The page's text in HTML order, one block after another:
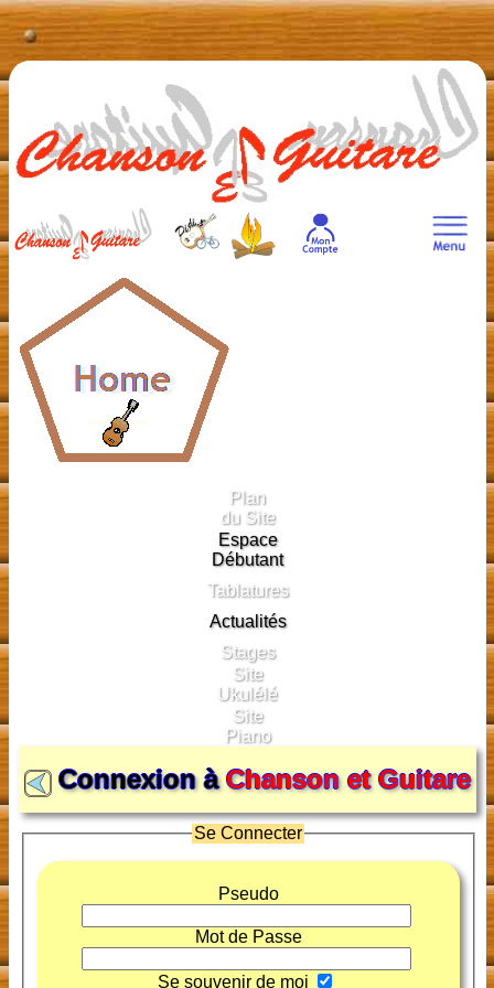
Plan
du Site
Espace
Débutant
Tablatures
Actualités
Stages
Site
Ukulélé
Site
Piano
Connexion àChanson et Guitare
Se Connecter
Pseudo
Mot de Passe
Se souvenir de moi